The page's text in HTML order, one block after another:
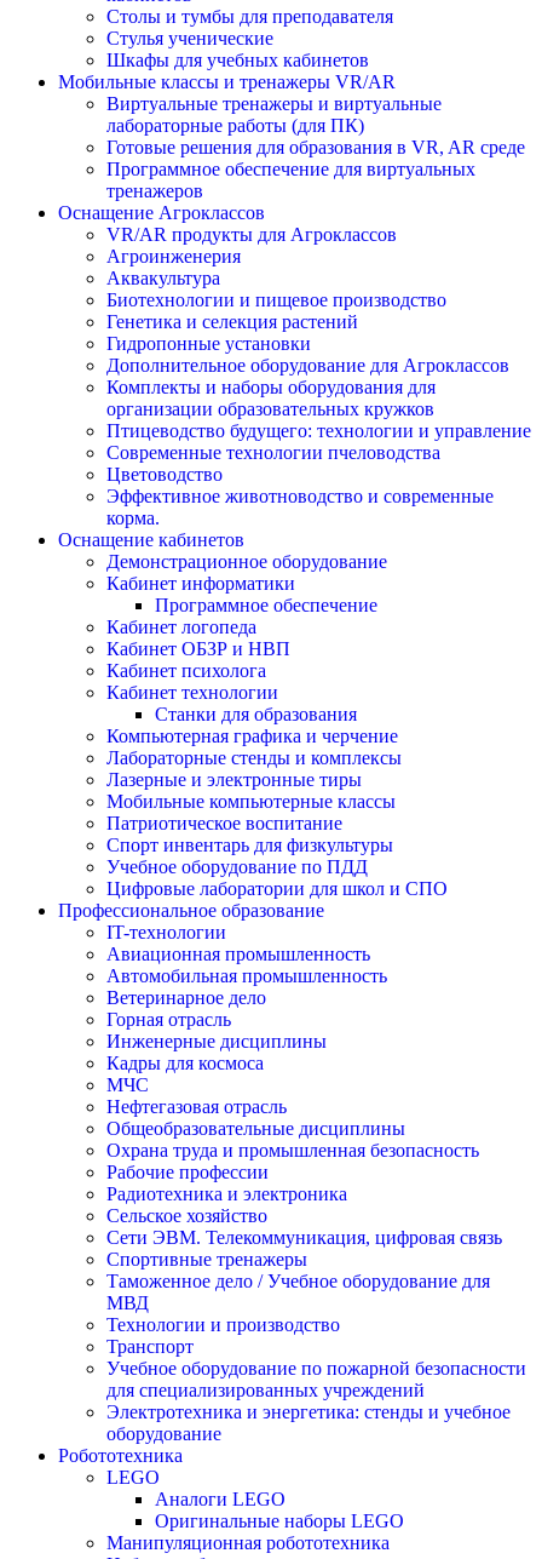
Столы и тумбы для преподавателя
Стулья ученические
Шкафы для учебных кабинетов
Мобильные классы и тренажеры VR/AR
Виртуальные тренажеры и виртуальные
лабораторные работы (для ПК)
Готовые решения для образования в VR, AR среде
Программное обеспечение для виртуальных
тренажеров
Оснащение Агроклассов
VR/AR продукты для Агроклассов
Агроинженерия
Аквакультура
Биотехнологии и пищевое производство
Генетика и селекция растений
Гидропонные установки
Дополнительное оборудование для Агроклассов
Комплекты и наборы оборудования для
организации образовательных кружков
Птицеводство будущего: технологии и управление
Современные технологии пчеловодства
Цветоводство
Эффективное животноводство и современные
корма.
Оснащение кабинетов
Демонстрационное оборудование
Кабинет информатики
Программное обеспечение
Кабинет логопеда
Кабинет ОБЗР и НВП
Кабинет психолога
Кабинет технологии
Станки для образования
Компьютерная графика и черчение
Лабораторные стенды и комплексы
Лазерные и электронные тиры
Мобильные компьютерные классы
Патриотическое воспитание
Спорт инвентарь для физкультуры
Учебное оборудование по ПДД
Цифровые лаборатории для школ и СПО
Профессиональное образование
IT-технологии
Авиационная промышленность
Автомобильная промышленность
Ветеринарное дело
Горная отрасль
Инженерные дисциплины
Кадры для космоса
МЧС
Нефтегазовая отрасль
Общеобразовательные дисциплины
Охрана труда и промышленная безопасность
Рабочие профессии
Радиотехника и электроника
Сельское хозяйство
Сети ЭВМ. Телекоммуникация, цифровая связь
Спортивные тренажеры
Таможенное дело / Учебное оборудование для
МВД
Технологии и производство
Транспорт
Учебное оборудование по пожарной безопасности
для специализированных учреждений
Электротехника и энергетика: стенды и учебное
оборудование
Робототехника
LEGO
Аналоги LEGO
Оригинальные наборы LEGO
Манипуляционная робототехника